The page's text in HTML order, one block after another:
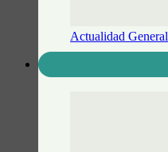
Actualidad General